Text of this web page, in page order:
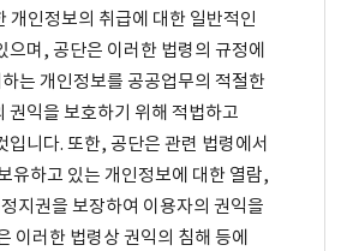
개인정보의 취급에 대한 일반적인
으며, 공단은 이러한 법령의 규정에
는 개인정보를 공공업무의 적절한
권익을 보호하기 위해 적법하고
입니다. 또한, 공단은 관련 법령에서
유하고 있는 개인정보에 대한 열람,
지권을 보장하여 이용자의 권익을
이러한 법령상 권익의 침해 등에